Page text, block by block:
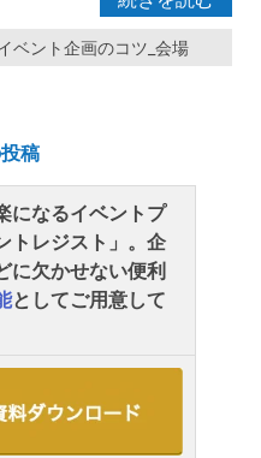
ベント企画のコツ_会場
稿
になるイベントプ
トレジスト」。企
に欠かせない便利
としてご用意して